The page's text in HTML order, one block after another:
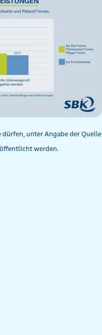
unter Angabe der Quelle
werden.